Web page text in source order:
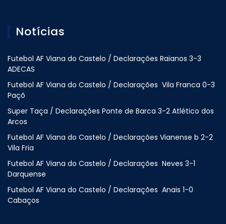
Notícias
Futebol AF Viana do Castelo / Declarações Raianos 3-3
ADECAS
Futebol AF Viana do Castelo / Declarações Vila Franca 0-3
Paçõ
Super Taça / Declarações Ponte de Barca 3-2 Atlético dos
Arcos
Futebol AF Viana do Castelo / Declarações Vianense b 2-2
Vila Fria
Futebol AF Viana do Castelo / Declarações Neves 3-1
Darquense
Futebol AF Viana do Castelo / Declarações Anais 1-0
Cabaços